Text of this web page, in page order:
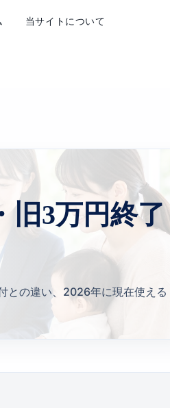
当サイトについて
旧3万円終了
との違い、2026年に現在使える